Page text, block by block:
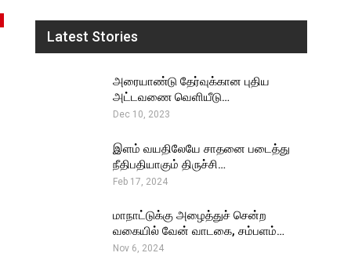
Latest Stories
அரையாண்டு தேர்வுக்கான புதிய
அட்டவணை வெளியீடு…
Dec 10, 2023
இளம் வயதிலேயே சாதனை படைத்து
நீதிபதியாகும் திருச்சி…
Feb 17, 2024
மாநாட்டுக்கு அழைத்துச் சென்ற
வகையில் வேன் வாடகை, சம்பளம்…
Nov 6, 2024